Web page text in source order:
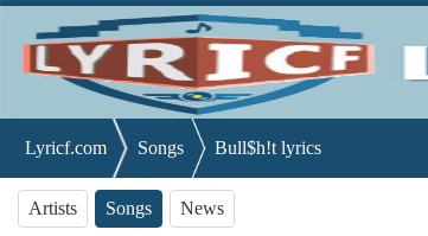
Lyricf.com Songs Bull$h!t lyrics
Artists Songs News